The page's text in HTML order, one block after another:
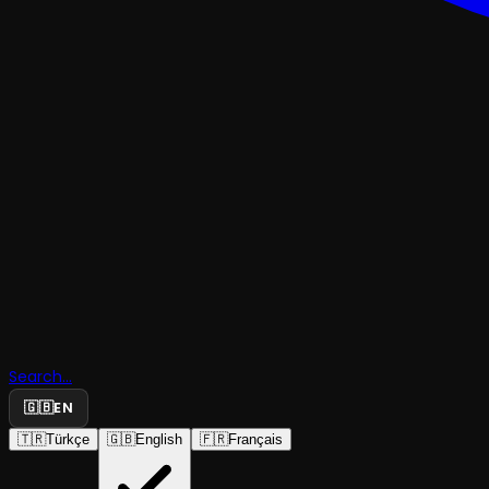
Search...
🇬🇧EN
🇹🇷Türkçe 🇬🇧English 🇫🇷Français